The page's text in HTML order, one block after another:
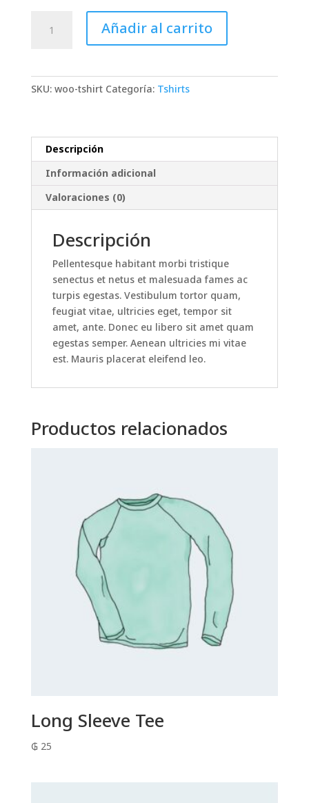
Shirt
Añadir al carrito
SKU: woo-tshirt Categoría: Tshirts
Descripción
Información adicional
Valoraciones (0)
Descripción
Pellentesque habitant morbi tristique
senectus et netus et malesuada fames ac
turpis egestas. Vestibulum tortor quam,
feugiat vitae, ultricies eget, tempor sit
amet, ante. Donec eu libero sit amet quam
egestas semper. Aenean ultricies mi vitae
est. Mauris placerat eleifend leo.
Productos relacionados
Long Sleeve Tee
₲25